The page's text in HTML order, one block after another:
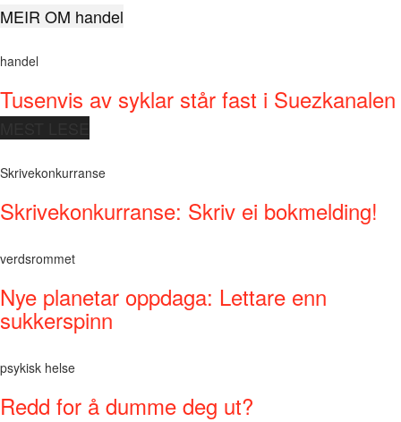
MEIR OM handel
handel
Tusenvis av syklar står fast i Suezkanalen
Skrivekonkurranse
Skrivekonkurranse: Skriv ei bokmelding!
verdsrommet
Nye planetar oppdaga: Lettare enn
sukkerspinn
psykisk helse
Redd for å dumme deg ut?